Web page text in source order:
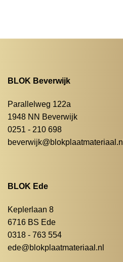
BLOK Beverwijk
Parallelweg 122a
1948 NN Beverwijk
0251 - 210 698
beverwijk@blokplaatmateriaal.nl
BLOK Ede
Keplerlaan 8
6716 BS Ede
0318 - 763 554
ede@blokplaatmateriaal.nl